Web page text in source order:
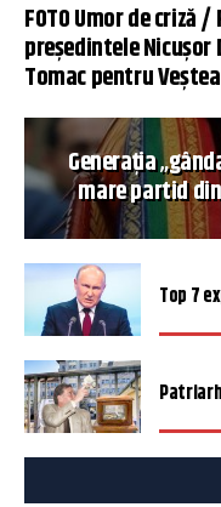
FOTO Umor de criză
președintele
Tomac pentru
Generația
mare partid
Top 7